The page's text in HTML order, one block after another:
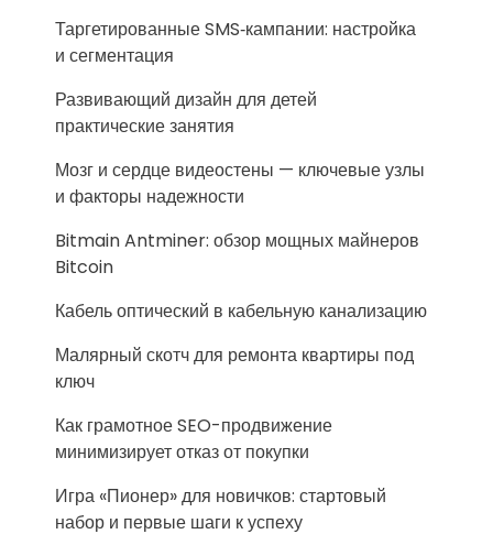
Таргетированные SMS‑кампании: настройка
и сегментация
Развивающий дизайн для детей
практические занятия
Мозг и сердце видеостены — ключевые узлы
и факторы надежности
Bitmain Antminer: обзор мощных майнеров
Bitcoin
Кабель оптический в кабельную канализацию
Малярный скотч для ремонта квартиры под
ключ
Как грамотное SEO-продвижение
минимизирует отказ от покупки
Игра «Пионер» для новичков: стартовый
набор и первые шаги к успеху